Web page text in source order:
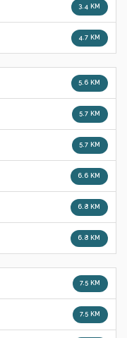
3.4 KM
4.7 KM
5.6 KM
5.7 KM
5.7 KM
6.6 KM
6.8 KM
6.8 KM
7.5 KM
7.5 KM